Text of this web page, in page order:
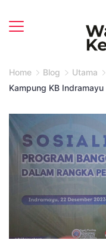
to
Home Blog Utama
Kampung KB Indramayu